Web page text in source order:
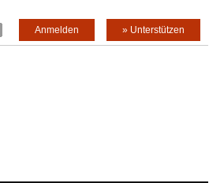
» Unterstützen
Anmelden